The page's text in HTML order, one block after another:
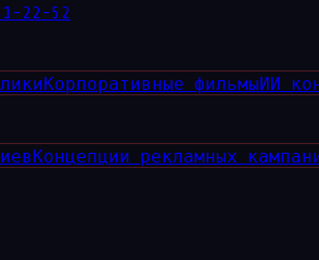
22-52
Корпоративные фильмыИИ
Концепции рекламных